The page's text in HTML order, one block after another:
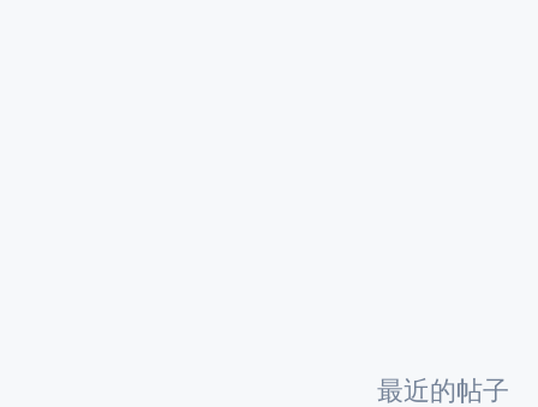
最近的帖子